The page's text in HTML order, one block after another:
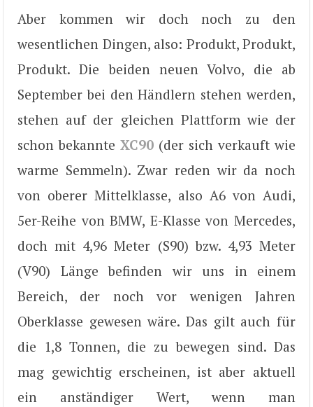
Aber kommen wir doch noch zu den
wesentlichen Dingen, also: Produkt, Produkt,
Produkt. Die beiden neuen Volvo, die ab
September bei den Händlern stehen werden,
stehen auf der gleichen Plattform wie der
schon bekannte XC90 (der sich verkauft wie
warme Semmeln). Zwar reden wir da noch
von oberer Mittelklasse, also A6 von Audi,
5er-Reihe von BMW, E-Klasse von Mercedes,
doch mit 4,96 Meter (S90) bzw. 4,93 Meter
(V90) Länge befinden wir uns in einem
Bereich, der noch vor wenigen Jahren
Oberklasse gewesen wäre. Das gilt auch für
die 1,8 Tonnen, die zu bewegen sind. Das
mag gewichtig erscheinen, ist aber aktuell
ein anständiger Wert, wenn man